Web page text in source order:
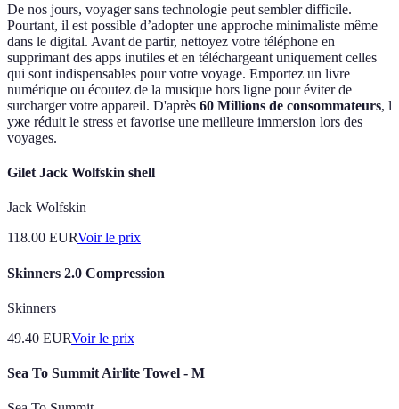
De nos jours, voyager sans technologie peut sembler difficile.
Pourtant, il est possible d’adopter une approche minimaliste même
dans le digital. Avant de partir, nettoyez votre téléphone en
supprimant des apps inutiles et en téléchargeant uniquement celles
qui sont indispensables pour votre voyage. Emportez un livre
numérique ou écoutez de la musique hors ligne pour éviter de
surcharger votre appareil. D'après 60 Millions de consommateurs, l
уже réduit le stress et favorise une meilleure immersion lors des
voyages.
Gilet Jack Wolfskin shell
Jack Wolfskin
118.00 EURVoir le prix
Skinners 2.0 Compression
Skinners
49.40 EURVoir le prix
Sea To Summit Airlite Towel - M